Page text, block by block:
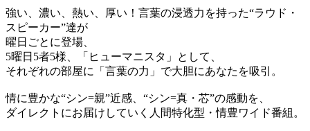
強い、濃い、熱い、厚い！言葉の浸透力を持った“ラウド・
スピーカー”達が
曜日ごとに登場、
5曜日5者5様、「ヒューマニスタ」として、
それぞれの部屋に「言葉の力」で大胆にあなたを吸引。
情に豊かな“シン=親”近感、“シン=真・芯”の感動を、
ダイレクトにお届けしていく人間特化型・情豊ワイド番組。